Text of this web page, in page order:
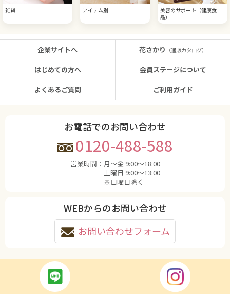
雑貨 アイテム別
美容のサポート（健康食
品）
企業サイトへ
はじめての方へ
よくあるご質問
花さかり （通販カタログ）
会員ステージについて
ご利用ガイド
お電話でのお問い合わせ
0120-488-588
営業時間： 月〜金 9:00〜18:00
土曜日 9:00〜13:00
※日曜日除く
WEBからのお問い合わせ
お問い合わせフォーム